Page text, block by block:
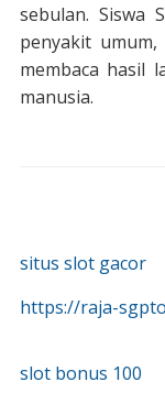
situs slot gacor
https://raja-
slot bonus 100
sebulan. Siswa
penyakit
membaca hasil
manusia.